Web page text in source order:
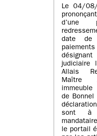
Le 04/08/
d’une
date de
judiciaire
Allais
Maître
de Bonnel
sont à
le portail